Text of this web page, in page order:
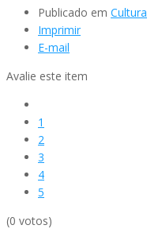
Publicado em Cultura
Imprimir
E-mail
Avalie este item
1
2
3
4
5
(0 votos)